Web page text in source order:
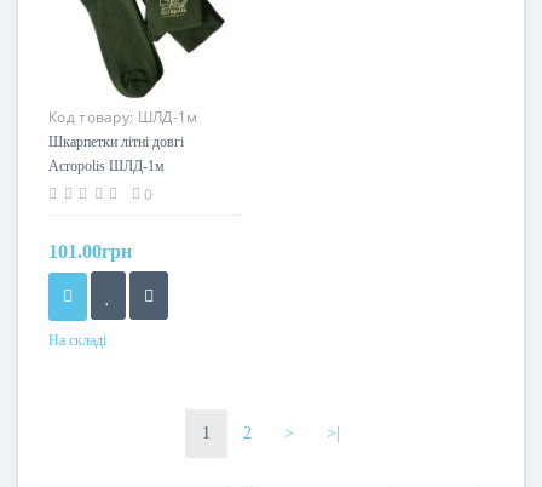
Код товару: ШЛД-1м
Шкарпетки літні довгі
Acropolis ШЛД-1м
0
101.00грн
На складі
1 2 > >|